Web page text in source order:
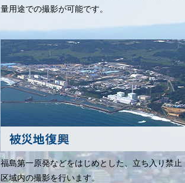
量用途での撮影が可能です。
福島第一原発などをはじめとした、立ち入り禁止
区域内の撮影を行います。